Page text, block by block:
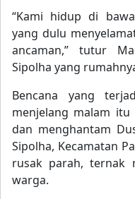
“Kami hidup di
yang dulu
ancaman,” tutur
Sipolha yang
Bencana yang
menjelang malam
dan menghantam
Sipolha, Kecamatan
rusak parah, ternak
warga.